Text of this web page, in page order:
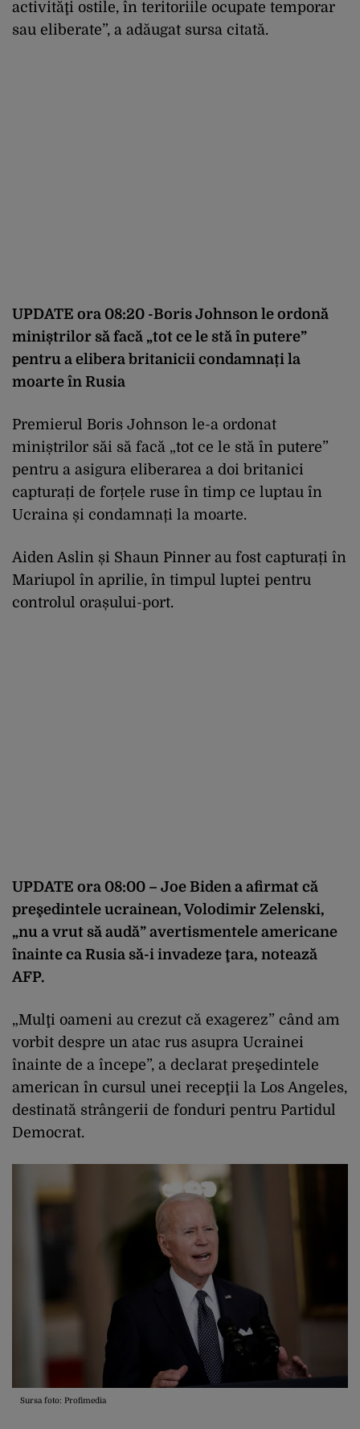
activităţi ostile, în teritoriile ocupate temporar
sau eliberate”, a adăugat sursa citată.
UPDATE ora 08:20 -Boris Johnson le ordonă
miniștrilor să facă „tot ce le stă în putere”
pentru a elibera britanicii condamnați la
moarte în Rusia
Premierul Boris Johnson le-a ordonat
miniștrilor săi să facă „tot ce le stă în putere”
pentru a asigura eliberarea a doi britanici
capturați de forțele ruse în timp ce luptau în
Ucraina și condamnați la moarte.
Aiden Aslin și Shaun Pinner au fost capturați în
Mariupol în aprilie, în timpul luptei pentru
controlul orașului-port.
UPDATE ora 08:00 – Joe Biden a afirmat că
preşedintele ucrainean, Volodimir Zelenski,
„nu a vrut să audă” avertismentele americane
înainte ca Rusia să-i invadeze ţara, notează
AFP.
„Mulţi oameni au crezut că exagerez” când am
vorbit despre un atac rus asupra Ucrainei
înainte de a începe”, a declarat preşedintele
american în cursul unei recepţii la Los Angeles,
destinată strângerii de fonduri pentru Partidul
Democrat.
Sursa foto: Profimedia